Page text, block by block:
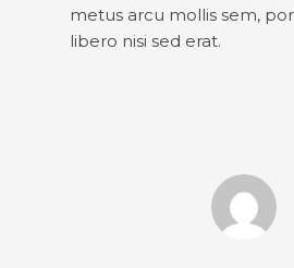
metus arcu mollis sem,
libero nisi sed erat.